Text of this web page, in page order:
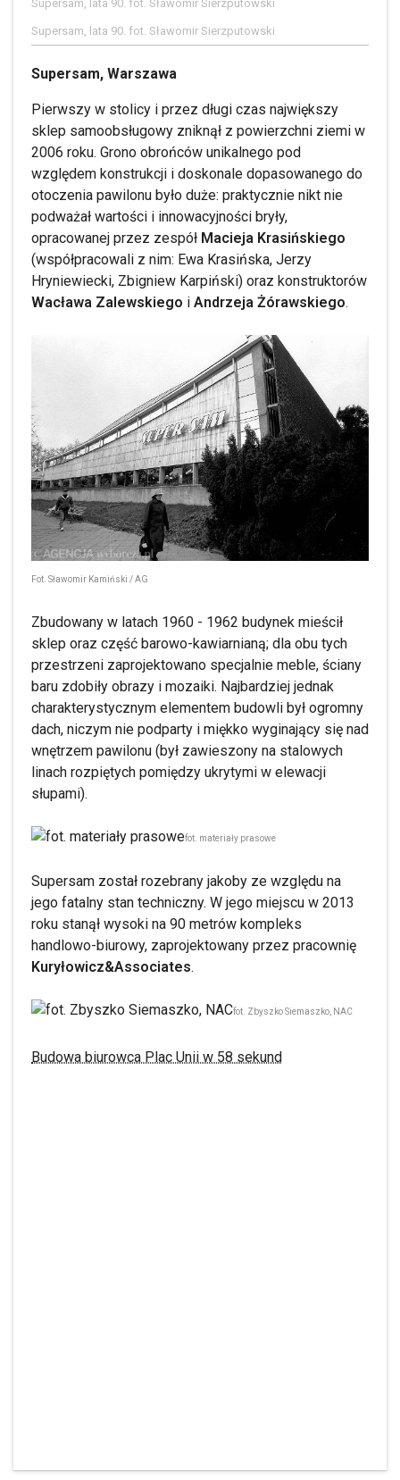
Supersam, lata 90. fot. Sławomir Sierzputowski
Supersam, lata 90. fot. Sławomir Sierzputowski
Supersam, Warszawa
Pierwszy w stolicy i przez długi czas największy
sklep samoobsługowy zniknął z powierzchni ziemi w
2006 roku. Grono obrońców unikalnego pod
względem konstrukcji i doskonale dopasowanego do
otoczenia pawilonu było duże: praktycznie nikt nie
podważał wartości i innowacyjności bryły,
opracowanej przez zespół Macieja Krasińskiego
(współpracowali z nim: Ewa Krasińska, Jerzy
Hryniewiecki, Zbigniew Karpiński) oraz konstruktorów
Wacława Zalewskiego i Andrzeja Żórawskiego.
Fot. Sławomir Kamiński / AG
Zbudowany w latach 1960 - 1962 budynek mieścił
sklep oraz część barowo-kawiarnianą; dla obu tych
przestrzeni zaprojektowano specjalnie meble, ściany
baru zdobiły obrazy i mozaiki. Najbardziej jednak
charakterystycznym elementem budowli był ogromny
dach, niczym nie podparty i miękko wyginający się nad
wnętrzem pawilonu (był zawieszony na stalowych
linach rozpiętych pomiędzy ukrytymi w elewacji
słupami).
fot. materiały prasowe
Supersam został rozebrany jakoby ze względu na
jego fatalny stan techniczny. W jego miejscu w 2013
roku stanął wysoki na 90 metrów kompleks
handlowo-biurowy, zaprojektowany przez pracownię
Kuryłowicz&Associates.
fot. Zbyszko Siemaszko, NAC
Budowa biurowca Plac Unii w 58 sekund